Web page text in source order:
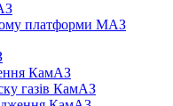
платформи МАЗ
КамАЗ
газів КамАЗ